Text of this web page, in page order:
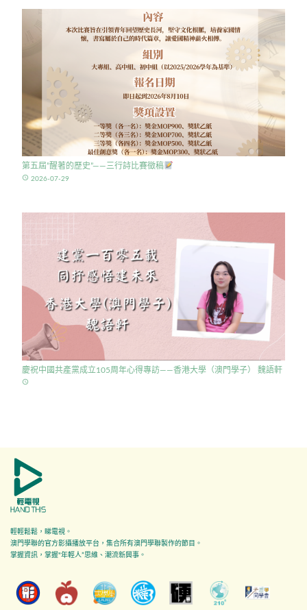
第五屆”醒著的歷史”——三行詩比賽徵稿
access_time 2026-07-29
慶祝中國共產黨成立105周年心得專訪——香港大學（澳門學子） 魏語軒
access_time
輕輕鬆鬆，睇電視。
澳門學聯的官方影攝播放平台，集合所有澳門學聯製作的節目。
掌握資訊，掌握"年輕人”思維、潮流新興事。